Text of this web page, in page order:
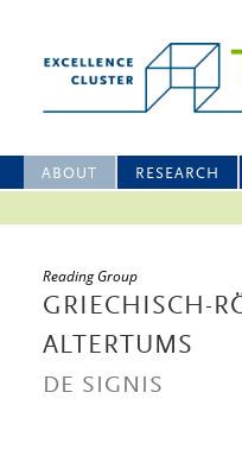
ABOUT RESEARCH
Reading Group
GRIECHISCH-
ALTERTUMS
DE SIGNIS